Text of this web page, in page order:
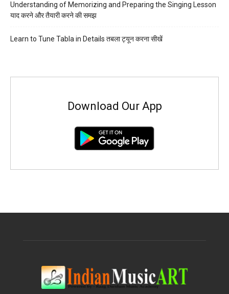
Understanding of Memorizing and Preparing the Singing Lesson
याद करने और तैयारी करने की समझ
Learn to Tune Tabla in Details तबला ट्यून करना सीखें
Download Our App